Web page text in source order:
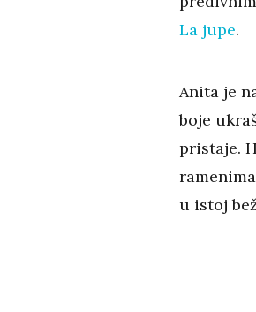
La jupe.
Anita je
boje
pristaje.
u istoj